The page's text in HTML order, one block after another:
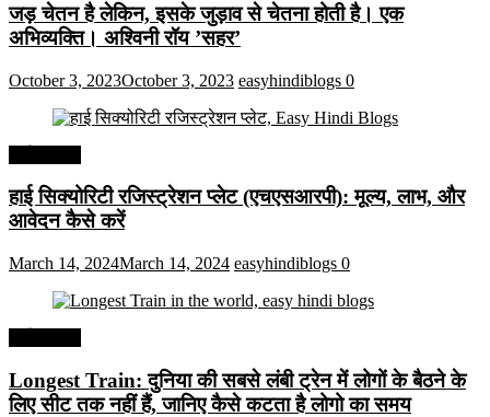
जड़ चेतन है लेकिन, इसके जुड़ाव से चेतना होती है। एक
अभिव्यक्ति। अश्विनी रॉय ’सहर’
October 3, 2023October 3, 2023 easyhindiblogs 0
हाई सिक्योरिटी रजिस्ट्रेशन प्लेट (एचएसआरपी): मूल्य, लाभ, और
आवेदन कैसे करें
March 14, 2024March 14, 2024 easyhindiblogs 0
Longest Train: दुनिया की सबसे लंबी ट्रेन में लोगों के बैठने के
लिए सीट तक ​​नहीं हैं, जानिए कैसे कटता है लोगो का समय